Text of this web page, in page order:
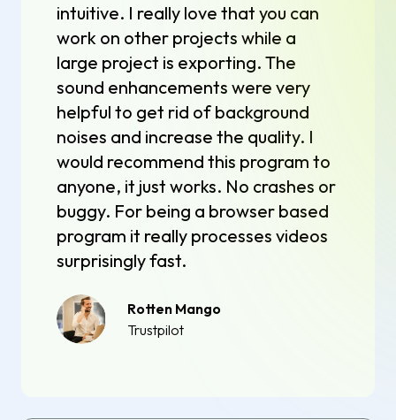
intuitive. I really love that you can
work on other projects while a
large project is exporting. The
sound enhancements were very
helpful to get rid of background
noises and increase the quality. I
would recommend this program to
anyone, it just works. No crashes or
buggy. For being a browser based
program it really processes videos
surprisingly fast.
Rotten Mango
Trustpilot